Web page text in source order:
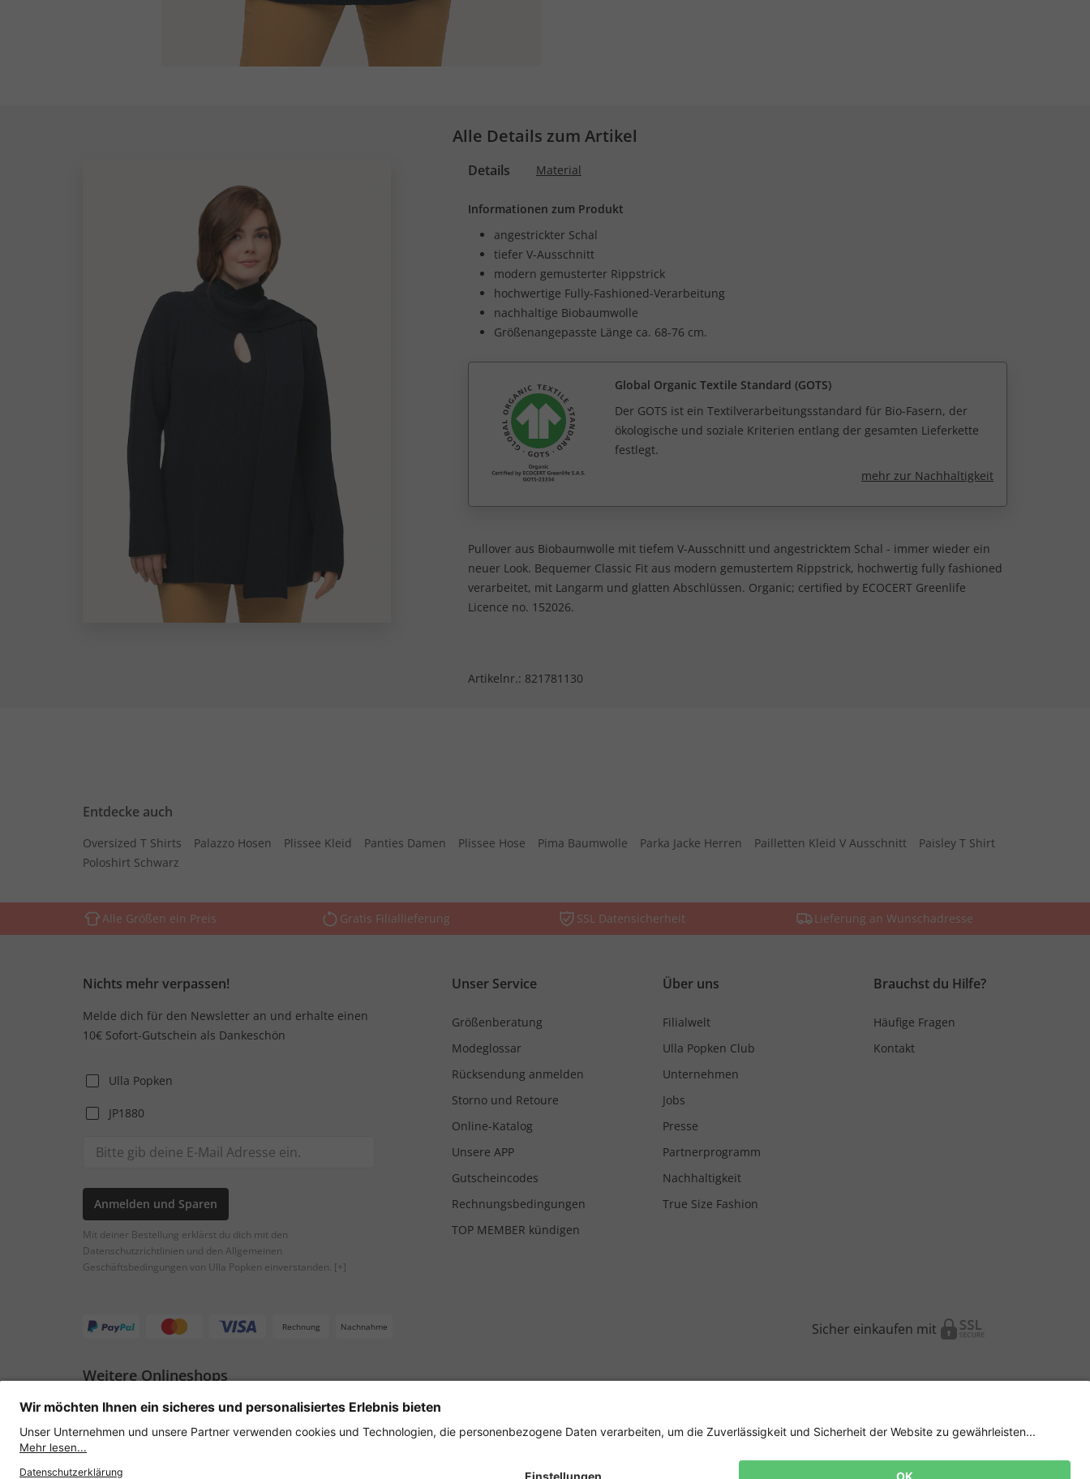
Alle Details zum Artikel
Details Material
Informationen zum Produkt
angestrickter Schal
tiefer V-Ausschnitt
modern gemusterter Rippstrick
hochwertige Fully-Fashioned-Verarbeitung
nachhaltige Biobaumwolle
Größenangepasste Länge ca. 68-76 cm.
Global Organic Textile Standard (GOTS)
Der GOTS ist ein Textilverarbeitungsstandard für Bio-Fasern, der
ökologische und soziale Kriterien entlang der gesamten Lieferkette
festlegt.
mehr zur Nachhaltigkeit
Pullover aus Biobaumwolle mit tiefem V-Ausschnitt und angestricktem Schal - immer wieder ein
neuer Look. Bequemer Classic Fit aus modern gemustertem Rippstrick, hochwertig fully fashioned
verarbeitet, mit Langarm und glatten Abschlüssen. Organic; certified by ECOCERT Greenlife
Licence no. 152026.
Artikelnr.: 821781130
Entdecke auch
Oversized T Shirts Palazzo Hosen Plissee Kleid Panties Damen Plissee Hose Pima Baumwolle Parka Jacke Herren Pailletten Kleid V Ausschnitt
Paisley T Shirt
Poloshirt Schwarz
Alle Größen ein Preis Gratis Filiallieferung SSL Datensicherheit Lieferung an Wunschadresse
Nichts mehr verpassen!
Melde dich für den Newsletter an und erhalte einen
10€ Sofort-Gutschein als Dankeschön
Ulla Popken
JP1880
Anmelden und Sparen
Mit deiner Bestellung erklärst du dich mit den
Datenschutzrichtlinien und den Allgemeinen
Geschäftsbedingungen von Ulla Popken einverstanden. [+]
Unser Service
Größenberatung
Modeglossar
Rücksendung anmelden
Storno und Retoure
Online-Katalog
Unsere APP
Gutscheincodes
Rechnungsbedingungen
TOP MEMBER kündigen
Über uns
Filialwelt
Ulla Popken Club
Unternehmen
Jobs
Presse
Partnerprogramm
Nachhaltigkeit
True Size Fashion
Brauchst du Hilfe?
Häufige Fragen
Kontakt
Rechnung Nachnahme Sicher einkaufen mit
Weitere Onlineshops
Österreich